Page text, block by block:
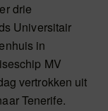
drie
Universitair
in
MV
vertrokken uit
Tenerife.